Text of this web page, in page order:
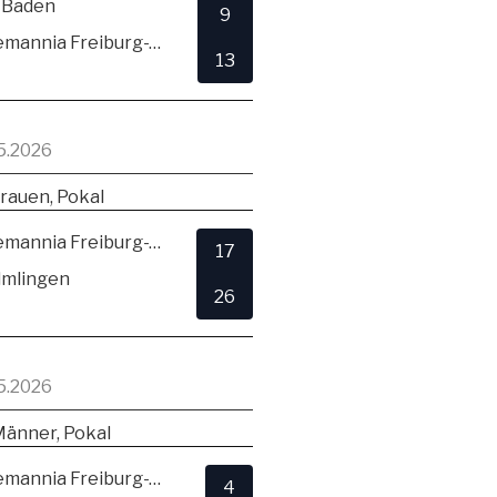
TSV Alemannia Freiburg-Zähringen
9
13
Pokal
TSV Alemannia Freiburg-Zähringen
17
26
Pokal
TSV Alemannia Freiburg-Zähringen 4